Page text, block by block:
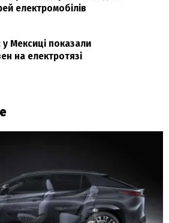
електромобілів
Мексиці показали
на електротязі